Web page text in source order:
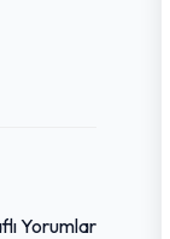
Yorumlar